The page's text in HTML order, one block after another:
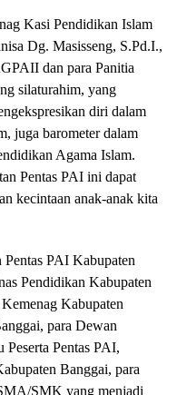
Kasi Pendidikan Islam
Dg. Masisseng, S.Pd.I.,
dan para Panitia
silaturahim, yang
diri dalam
juga barometer dalam
Agama Islam.
Pentas PAI ini dapat
kecintaan anak-anak kita
PAI Kabupaten
Pendidikan Kabupaten
Kabupaten
para Dewan
Pentas PAI,
Banggai, para
SMK yang menjadi